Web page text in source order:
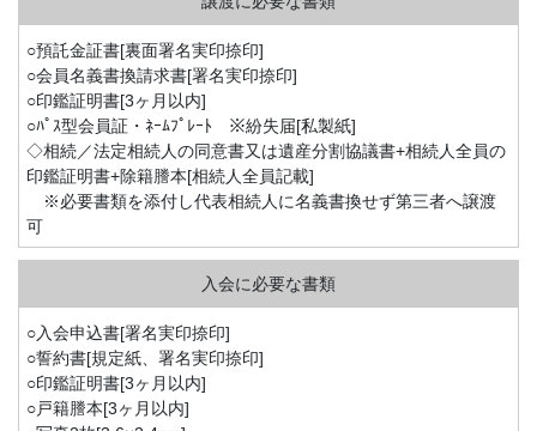
○預託金証書[裏面署名実印捺印]
○会員名義書換請求書[署名実印捺印]
○印鑑証明書[3ヶ月以内]
○ﾊﾟｽ型会員証・ﾈｰﾑﾌﾟﾚｰﾄ ※紛失届[私製紙]
◇相続／法定相続人の同意書又は遺産分割協議書+相続人全員の
印鑑証明書+除籍謄本[相続人全員記載]
※必要書類を添付し代表相続人に名義書換せず第三者へ譲渡
可
○入会申込書[署名実印捺印]
○誓約書[規定紙、署名実印捺印]
○印鑑証明書[3ヶ月以内]
○戸籍謄本[3ヶ月以内]